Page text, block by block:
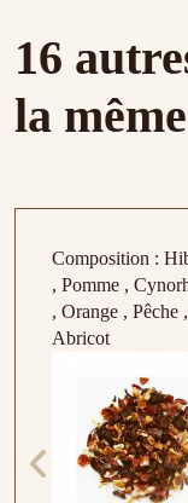
16
la
Composition :
, Pomme ,
, Orange , Pêche ,
Abricot